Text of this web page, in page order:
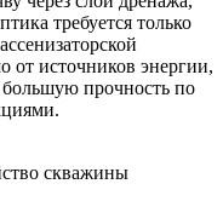
требуется только
от источников энергии,
большую прочность по
скважины